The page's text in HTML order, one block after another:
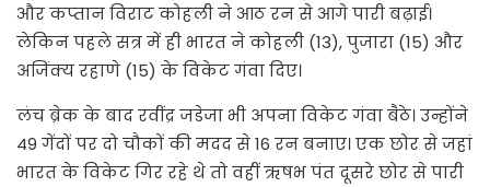
और कप्तान विराट कोहली ने आठ रन से आगे पारी बढ़ाई।
लेकिन पहले सत्र में ही भारत ने कोहली (13), पुजारा (15) और
अजिंक्य रहाणे (15) के विकेट गंवा दिए।
लंच ब्रेक के बाद रवींद्र जडेजा भी अपना विकेट गंवा बैठे। उन्होंने
49 गेंदों पर दो चौकों की मदद से 16 रन बनाए। एक छोर से जहां
भारत के विकेट गिर रहे थे तो वहीं ऋषभ पंत दूसरे छोर से पारी